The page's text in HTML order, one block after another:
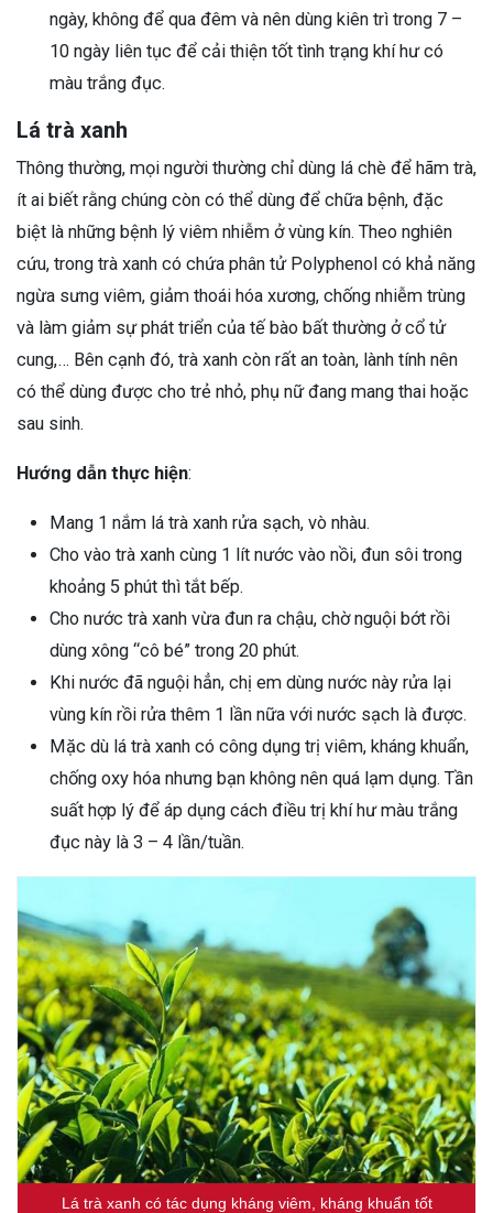
ngày, không để qua đêm và nên dùng kiên trì trong 7 –
10 ngày liên tục để cải thiện tốt tình trạng khí hư có
màu trắng đục.
Lá trà xanh
Thông thường, mọi người thường chỉ dùng lá chè để hãm trà,
ít ai biết rằng chúng còn có thể dùng để chữa bệnh, đặc
biệt là những bệnh lý viêm nhiễm ở vùng kín. Theo nghiên
cứu, trong trà xanh có chứa phân tử Polyphenol có khả năng
ngừa sưng viêm, giảm thoái hóa xương, chống nhiễm trùng
và làm giảm sự phát triển của tế bào bất thường ở cổ tử
cung,… Bên cạnh đó, trà xanh còn rất an toàn, lành tính nên
có thể dùng được cho trẻ nhỏ, phụ nữ đang mang thai hoặc
sau sinh.
Hướng dẫn thực hiện:
Mang 1 nắm lá trà xanh rửa sạch, vò nhàu.
Cho vào trà xanh cùng 1 lít nước vào nồi, đun sôi trong
khoảng 5 phút thì tắt bếp.
Cho nước trà xanh vừa đun ra chậu, chờ nguội bớt rồi
dùng xông “cô bé” trong 20 phút.
Khi nước đã nguội hẳn, chị em dùng nước này rửa lại
vùng kín rồi rửa thêm 1 lần nữa với nước sạch là được.
Mặc dù lá trà xanh có công dụng trị viêm, kháng khuẩn,
chống oxy hóa nhưng bạn không nên quá lạm dụng. Tần
suất hợp lý để áp dụng cách điều trị khí hư màu trắng
đục này là 3 – 4 lần/tuần.
Lá trà xanh có tác dụng kháng viêm, kháng khuẩn tốt